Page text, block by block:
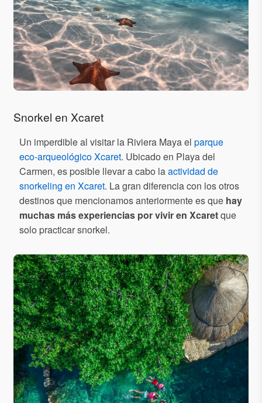
Snorkel en Xcaret
Un imperdible al visitar la Riviera Maya el parque
eco-arqueológico Xcaret. Ubicado en Playa del
Carmen, es posible llevar a cabo laactividad de
snorkeling en Xcaret. La gran diferencia con los otros
destinos que mencionamos anteriormente es que hay
muchas más experiencias por vivir en Xcaretque
solo practicar snorkel.